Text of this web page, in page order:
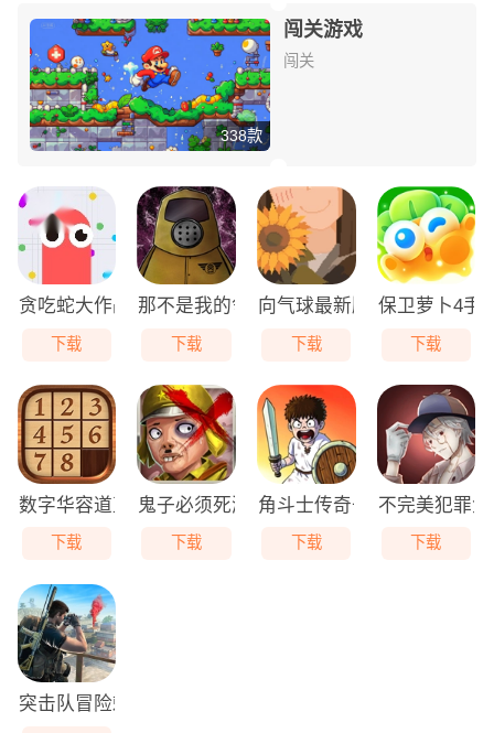
闯关游戏
闯关
338款
贪吃蛇大作战免费版
下载
那不是我的邻居游戏无广告版
下载
向气球最新版
下载
保卫萝卜4手
下载
数字华容道直装版
下载
鬼子必须死游戏最新版
下载
角斗士传奇去广告版
下载
不完美犯罪
下载
突击队冒险刺客最新免费版